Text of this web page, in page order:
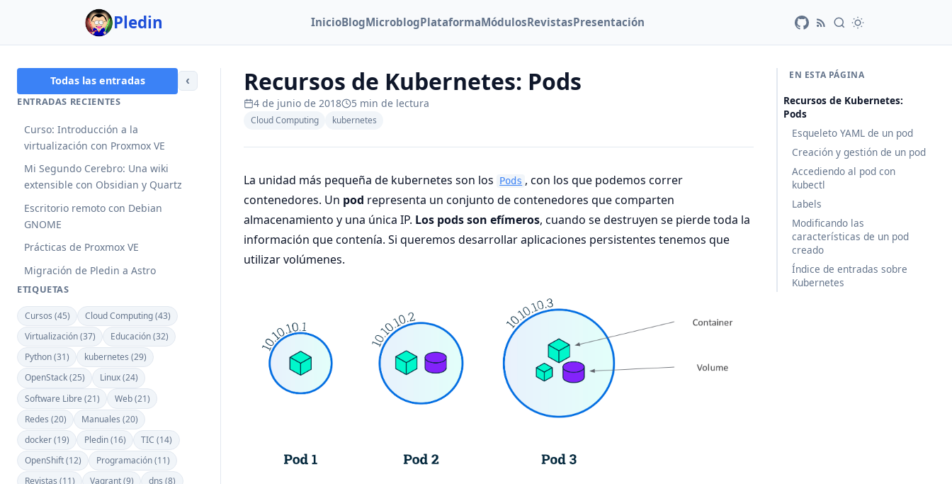
Pledin InicioBlogMicroblogPlataformaMódulosRevistasPresentación
Todas las entradas ‹
ENTRADAS RECIENTES
Curso: Introducción a la
virtualización con Proxmox VE
Mi Segundo Cerebro: Una wiki
extensible con Obsidian y Quartz
Escritorio remoto con Debian
GNOME
Prácticas de Proxmox VE
Migración de Pledin a Astro
ETIQUETAS
Cursos (45)
Cloud Computing (43)
Virtualización (37)
Educación (32)
Python (31)
kubernetes (29)
OpenStack (25)
Linux (24)
Software Libre (21)
Web (21)
Redes (20)
Manuales (20)
docker (19)
Pledin (16)
TIC (14)
OpenShift (12)
Programación (11)
Revistas (11)
Vagrant (9)
dns (8)
Recursos de Kubernetes: Pods
4 de junio de 2018 5 min de lectura
Cloud Computing kubernetes
La unidad más pequeña de kubernetes son los Pods , con los que podemos correr
contenedores. Un pod representa un conjunto de contenedores que comparten
almacenamiento y una única IP. Los pods son efímeros, cuando se destruyen se pierde toda la
información que contenía. Si queremos desarrollar aplicaciones persistentes tenemos que
utilizar volúmenes.
EN ESTA PÁGINA
Recursos de Kubernetes:
Pods
Esqueleto YAML de un pod
Creación y gestión de un pod
Accediendo al pod con
kubectl
Labels
Modificando las
características de un pod
creado
Índice de entradas sobre
Kubernetes